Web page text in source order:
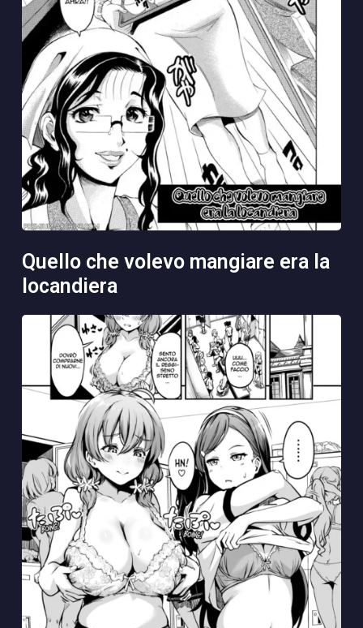
quello che volevo mangiare era la
locandiera